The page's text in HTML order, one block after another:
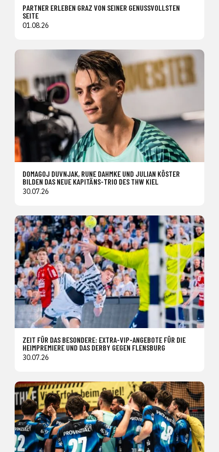
PARTNER ERLEBEN GRAZ VON SEINER GENUSSVOLLSTEN
SEITE
01.08.26
DOMAGOJ DUVNJAK, RUNE DAHMKE UND JULIAN KÖSTER
BILDEN DAS NEUE KAPITÄNS-TRIO DES THW KIEL
30.07.26
ZEIT FÜR DAS BESONDERE: EXTRA-VIP-ANGEBOTE FÜR DIE
HEIMPREMIERE UND DAS DERBY GEGEN FLENSBURG
30.07.26